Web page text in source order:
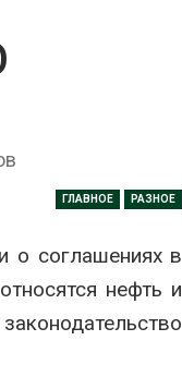
ГЛАВНОЕ РАЗНОЕ
о соглашениях в
нефть и
превысить норму почти в
Евросоюз потребовал
защиту природы на фоне